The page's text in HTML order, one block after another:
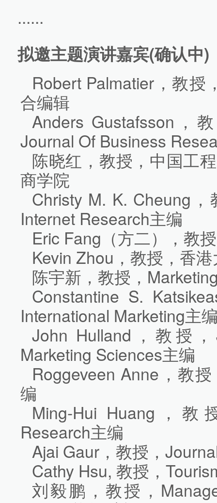
......
拟邀主题演讲嘉宾(确认中)
Robert Palmatier，教授
合编辑
Anders Gustafsson，
Journal Of Business
陈晓红，教授，中国工
商学院
Christy M. K. Cheung
Internet Research主编
Eric Fang（方二），教
Kevin Zhou，教授，香
陈宇新，教授，
Constantine S.
International Marketing主
John Hulland，教授
Marketing Sciences主编
Roggeveen Anne，教
编
Ming-Hui Huang，教
Research主编
Ajai Gaur，教授，
Cathy Hsu, 教授，
刘毅鹏，教授，